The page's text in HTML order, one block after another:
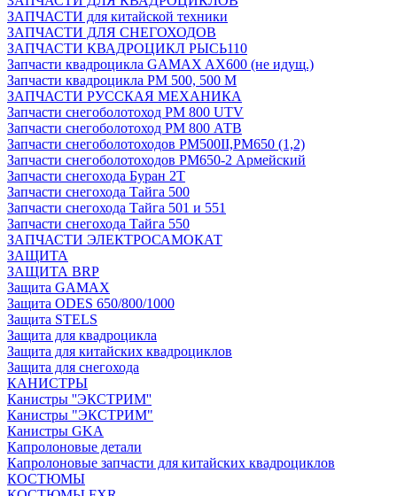
ЗАПЧАСТИ для китайской техники
ЗАПЧАСТИ ДЛЯ СНЕГОХОДОВ
ЗАПЧАСТИ КВАДРОЦИКЛ РЫСЬ110
Запчасти квадроцикла GAMAX AX600 (не идущ.)
Запчасти квадроцикла РМ 500, 500 М
ЗАПЧАСТИ РУССКАЯ МЕХАНИКА
Запчасти снегоболотоход РМ 800 UTV
Запчасти снегоболотоход РМ 800 АТВ
Запчасти снегоболотоходов РМ500II,РМ650 (1,2)
Запчасти снегоболотоходов РМ650-2 Армейский
Запчасти снегохода Буран 2Т
Запчасти снегохода Тайга 500
Запчасти снегохода Тайга 501 и 551
Запчасти снегохода Тайга 550
ЗАПЧАСТИ ЭЛЕКТРОСАМОКАТ
ЗАЩИТА
ЗАЩИТА BRP
Защита GAMAX
Защита ODES 650/800/1000
Защита STELS
Защита для квадроцикла
Защита для китайских квадроциклов
Защита для снегохода
КАНИСТРЫ
Канистры ''ЭКСТРИМ''
Канистры "ЭКСТРИМ"
Канистры GKA
Капролоновые детали
Капролоновые запчасти для китайских квадроциклов
КОСТЮМЫ